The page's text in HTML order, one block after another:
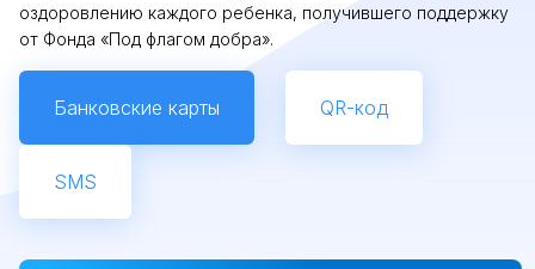
оздоровлению каждого ребенка, получившего поддержку
от Фонда «Под флагом добра».
Банковские карты QR-код
SMS